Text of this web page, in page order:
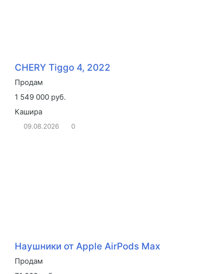
CHERY Tiggo 4, 2022
Продам
1 549 000 руб.
Кашира
09.08.2026 0
Наушники от Apple AirPods Max
Продам